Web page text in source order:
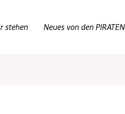
stehen Neues von den PIRATEN